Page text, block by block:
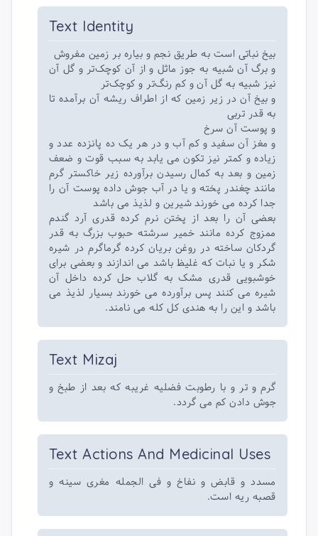
Text Identity
بیخ نباتی است به طریق نجم و بیاره بر زمین مفروش
و برگ آن شبیه به جوز ماثل و از آن کوچک‌تر و گل آن
نیز شبیه به گل آن و کم رنگ‌تر و کوچک‌تر
و بیخ آن در زیر زمین که از اطراف ریشه آن برآمده تا
به قدر تربی
و پوست آن سرخ
و مغز آن سفید و کم آب و در هر یک ده پانزده عدد و
زیاده و کمتر نیز تکون می یابد به سبب قوت و ضعف
زمین و بعد به کمال رسیدن برآورده زیر خاکستر گرم
مانند چغندر پخته و یا در آب جوش داده پوست آن را
جدا کرده می خورند شیرین و لذیذ می باشد
بعضی آن را بعد از پختن نرم کرده قدری آرد گندم
ممزوج کرده مانند خمیر سرشته حبوب بزرگ به قدر
گردکان ساخته در روغن بریان کرده گرماگرم در شیره
شکر و یا نبات که غلیظ باشد می اندازند و بعضی برای
خوشبویی قدری مشک به گلاب حل کرده داخل آن
شیره می کنند پس برآورده می خورند بسیار لذیذ می
باشد و این را به هندی کل کله می نامند.
Text Mizaj
گرم و تر و با رطوبت فضلیه غریبه که بعد از طبخ و
جوش دادن کم می گردد.
Text Actions And Medicinal Uses
مسدد و قابض و نفاخ و فی الجمله مغری سینه و
قصبه ریه است.